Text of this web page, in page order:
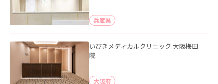
兵庫県
いびきメディカルクリニック 大阪梅田
院
大阪府